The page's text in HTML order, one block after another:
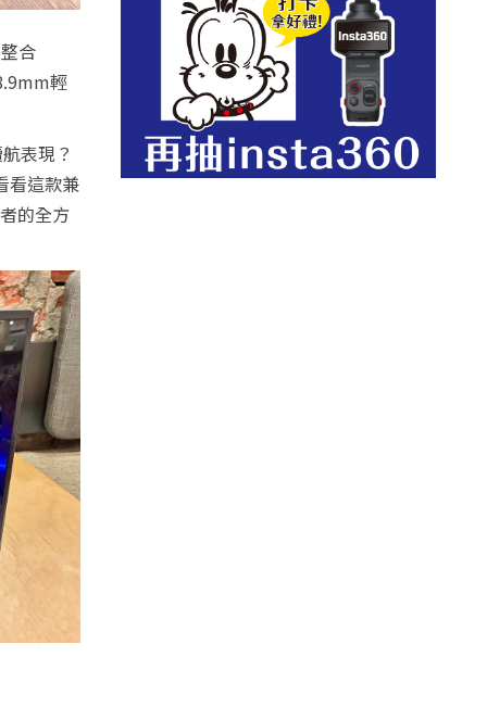
合
輕
表現？
看這款兼
的全方